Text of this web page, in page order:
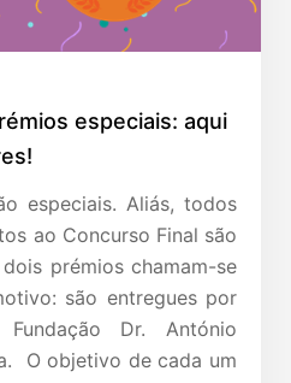
especiais: aqui
especiais. Aliás, todos
ao Concurso Final são
prémios chamam-se
são entregues por
Dr. António
O objetivo de cada um